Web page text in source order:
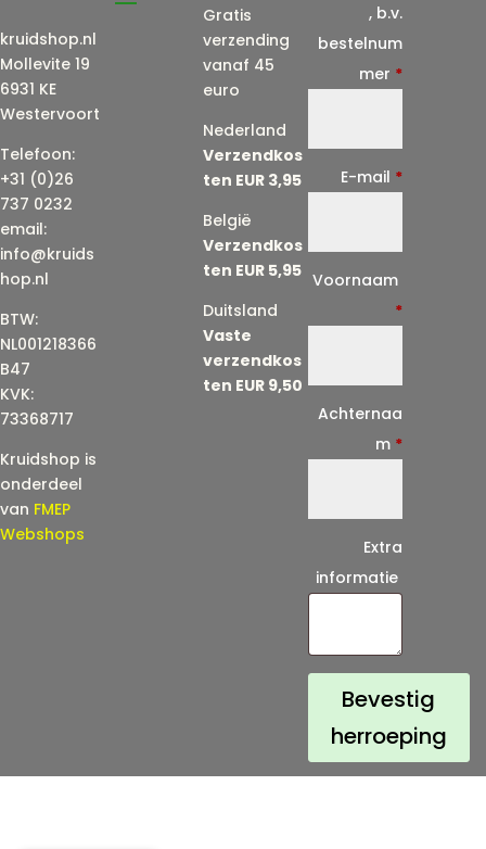
kruidshop.nl
Mollevite 19
6931 KE
Westervoort
Telefoon:
+31 (0)26
737 0232
email:
info@kruids
hop.nl
BTW:
NL001218366
B47
KVK:
73368717
Kruidshop is
onderdeel
van FMEP
Webshops
Gratis
verzending
vanaf 45
euro
Nederland
Verzendkos
ten EUR 3,95
België
Verzendkos
ten EUR 5,95
Duitsland
Vaste
verzendkos
ten EUR 9,50
, b.v.
bestelnum
mer *
E-mail *
l
)
*
Voornaam
*
Achternaa
m *
Extra
informatie
Bevestig
herroeping